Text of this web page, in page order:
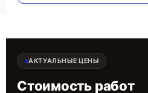
АКТУАЛЬНЫЕ ЦЕНЫ
Стоимость работ